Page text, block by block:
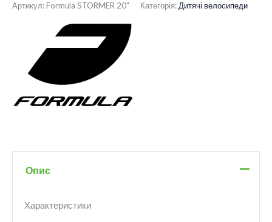
Артикул:Formula STORMER 20" Категорія:Дитячі велосипеди
Опис
Характеристики